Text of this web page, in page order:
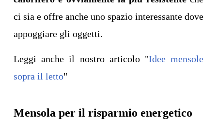
ci sia e offre anche uno spazio interessante dove
appoggiare gli oggetti.
Leggi anche il nostro articolo "Idee mensole
sopra il letto"
Mensola per il risparmio energetico